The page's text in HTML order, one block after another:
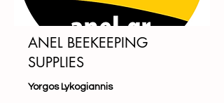
ANEL BEEKEEPING
SUPPLIES
Yorgos Lykogiannis